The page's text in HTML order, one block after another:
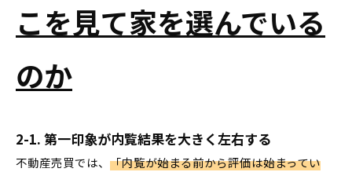
こを見て家を選んでいる
のか
2-1. 第一印象が内覧結果を大きく左右する
不動産売買では、 「内覧が始まる前から評価は始まってい